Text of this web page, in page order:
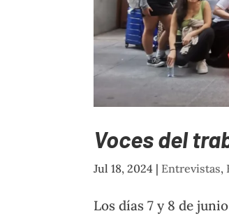
Voces del
Jul 18, 2024 | Entrevistas,
Los días 7 y 8 de